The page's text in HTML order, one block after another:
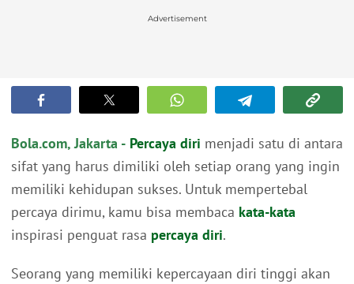
Advertisement
Bola.com, Jakarta - Percaya diri menjadi satu di antara
sifat yang harus dimiliki oleh setiap orang yang ingin
memiliki kehidupan sukses. Untuk mempertebal
percaya dirimu, kamu bisa membaca kata-kata
inspirasi penguat rasa percaya diri.
Seorang yang memiliki kepercayaan diri tinggi akan